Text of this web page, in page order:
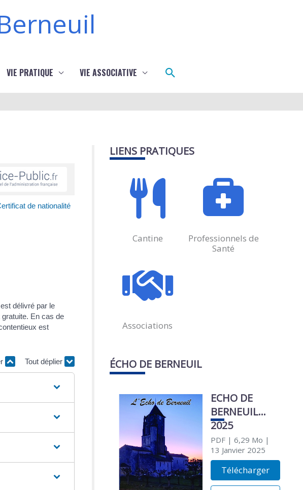
VIE PRATIQUE VIE ASSOCIATIVE Rechercher
de nationalité
délivré par le
En cas de
est
Tout déplier
LIENS PRATIQUES
Cantine
Professionnels de
Santé
Associations
ÉCHO DE BERNEUIL
ECHO DE
BERNEUIL
2025
PDF| 6,29 Mo |
13 Janvier 2025
Télécharger